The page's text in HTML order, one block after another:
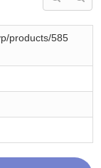
products/585